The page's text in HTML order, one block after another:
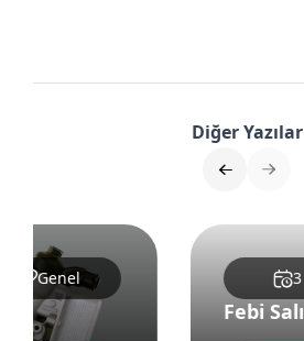
Diğer Yazılar
3 Şubat 2025
Febi Salıncak Burcu